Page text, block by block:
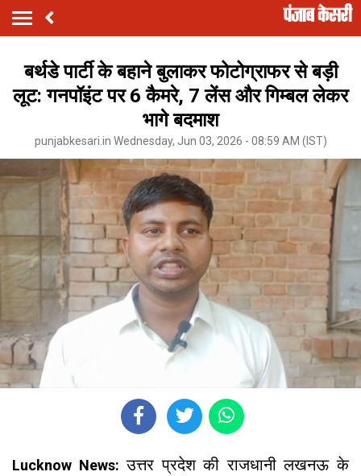
बर्थडे पार्टी के बहाने बुलाकर फोटोग्राफर से बड़ी
लूट: गनपॉइंट पर 6 कैमरे, 7 लेंस और गिम्बल लेकर
भागे बदमाश
punjabkesari.in Wednesday, Jun 03, 2026 - 08:59 AM (IST)
Lucknow News: उत्तर प्रदेश की राजधानी लखनऊ के